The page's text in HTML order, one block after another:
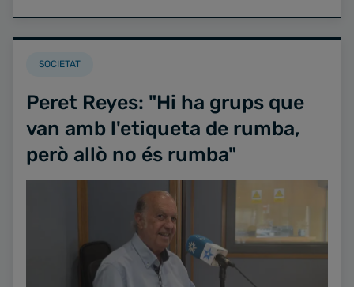
SOCIETAT
Peret Reyes: "Hi ha grups que
van amb l'etiqueta de rumba,
però allò no és rumba"